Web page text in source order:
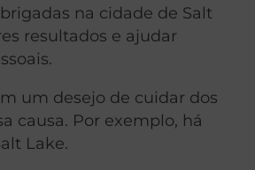
na cidade de Salt
resultados e ajudar
um desejo de cuidar dos
causa. Por exemplo, há
Lake.